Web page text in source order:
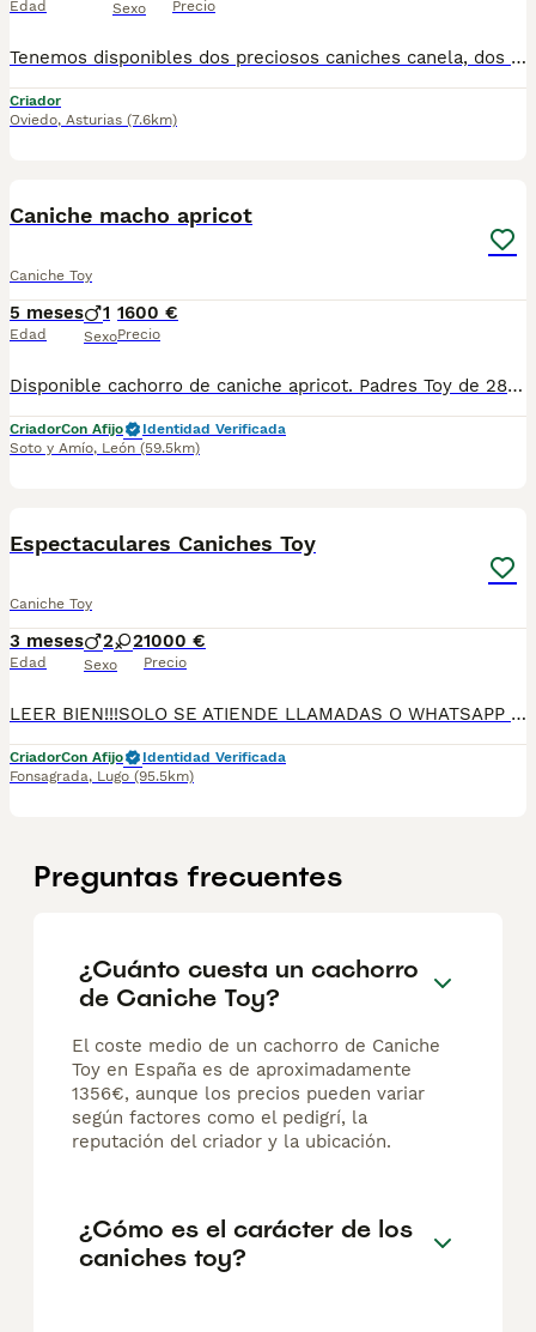
Edad Sexo Precio
Tenemos disponibles dos preciosos caniches canela, dos machos y dos hembras. Solo entregamos a gente comprometida con el bienestar de los perritos que dispongan de tiempo libre para darles ya que son perritos que necesitan de mucha compañia y amor. Se pueden venir a ver sin compromiso, estan con nosotros en casa tanto el padre como la madre
Criador
Oviedo, Asturias (7.6km)
Caniche macho apricot
Caniche Toy
5 meses
Edad
1
Sexo
1600 €
Precio
Disponible cachorro de caniche apricot. Padres Toy de 28cm y enana pequeña de 30cm. Es pequeño de tamaño, se entrega con chip, pasaporte, desparasitaciones ,vacunas ,contrato y garantía de salud. Estamos en León
CriadorCon Afijo
Identidad Verificada
Soto y Amío, León (59.5km)
Espectaculares Caniches Toy
Caniche Toy
3 meses
Edad
2 2
Sexo
1000 €
Precio
LEER BIEN!!!SOLO SE ATIENDE LLAMADAS O WHATSAPP DIRECTAMENTE 34 604 85 57 03 Espectaculares cachorritos DE VARIAS CAMADAS LINEA EUROPEA,50% ASIÁTICA, 100% ASIÁTICA CANICHES(TOY;TEA CUP/MICRO TOY,ENANOS,ENANOS-TOY.FOTOS REALEA DE CACHORTOS DISPONEBLES(HAY MAS CAMADAS),a los interesados se envían más fotos/videos. Criados en ambiente familiar. Contrato de compraventa con garantía vírica y genética, cartilla veterinaria o pasaporte de vacunaciones y desparasitaciones pertinentes y propias de la edad. Entrega en mano o envio con empresa especializada.LUGO,MADRID,ALICANTE-Posibilidad de llevarlos personalmente. PRECIO REALES DESDE 1000 HASTA 2500 ,DEPENDIENDO DE LINEA;COLOR DE CAPA;SEXO DEL CACHORRO. 34604855703
CriadorCon Afijo
Identidad Verificada
Fonsagrada, Lugo (95.5km)
Preguntas frecuentes
¿Cuánto cuesta un cachorro
de Caniche Toy?
El coste medio de un cachorro de Caniche
Toy en España es de aproximadamente
1356€, aunque los precios pueden variar
según factores como el pedigrí, la
reputación del criador y la ubicación.
¿Cómo es el carácter de los
caniches toy?